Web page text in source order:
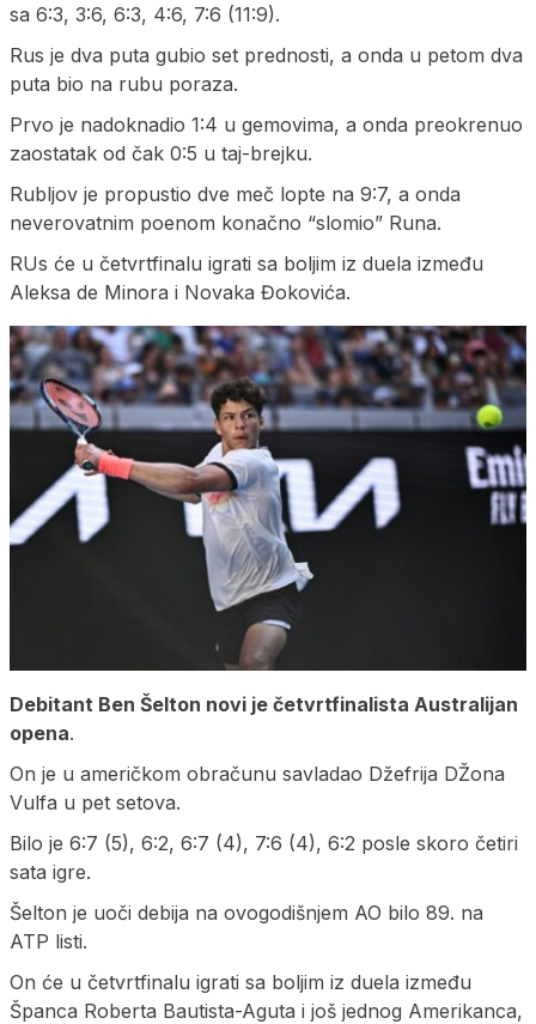
sa 6:3, 3:6, 6:3, 4:6, 7:6 (11:9).
Rus je dva puta gubio set prednosti, a onda u petom dva
puta bio na rubu poraza.
Prvo je nadoknadio 1:4 u gemovima, a onda preokrenuo
zaostatak od čak 0:5 u taj-brejku.
Rubljov je propustio dve meč lopte na 9:7, a onda
neverovatnim poenom konačno “slomio” Runa.
RUs će u četvrtfinalu igrati sa boljim iz duela između
Aleksa de Minora i Novaka Đokovića.
Debitant Ben Šelton novi je četvrtfinalista Australijan
opena.
On je u američkom obračunu savladao Džefrija DŽona
Vulfa u pet setova.
Bilo je 6:7 (5), 6:2, 6:7 (4), 7:6 (4), 6:2 posle skoro četiri
sata igre.
Šelton je uoči debija na ovogodišnjem AO bilo 89. na
ATP listi.
On će u četvrtfinalu igrati sa boljim iz duela između
Španca Roberta Bautista-Aguta i još jednog Amerikanca,